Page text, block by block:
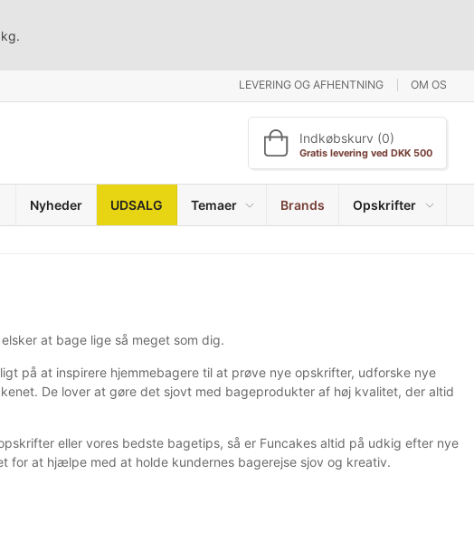
LEVERING OG AFHENTNING OM OS
Indkøbskurv (0)
Gratis levering ved DKK 500
Nyheder UDSALG Temaer Brands Opskrifter
at bage lige så meget som dig.
på at inspirere hjemmebagere til at prøve nye opskrifter, udforske nye
De lover at gøre det sjovt med bageprodukter af høj kvalitet, der altid
eller vores bedste bagetips, så er Funcakes altid på udkig efter nye
for at hjælpe med at holde kundernes bagerejse sjov og kreativ.